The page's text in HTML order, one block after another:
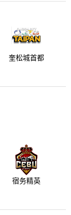
奎松城首都
宿务精英